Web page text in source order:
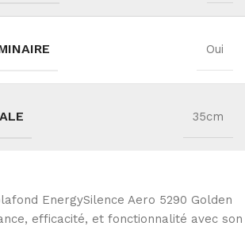
Oui
35cm
EnergySilence Aero 5290 Golden
efficacité, et fonctionnalité avec son